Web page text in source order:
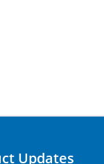
Updates